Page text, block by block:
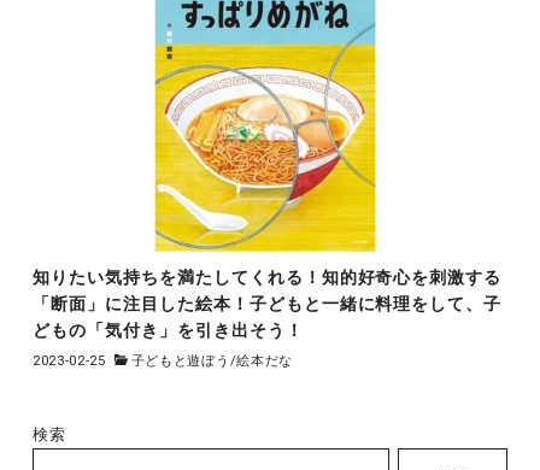
知りたい気持ちを満たしてくれる！知的好奇心を刺激する
「断面」に注目した絵本！子どもと一緒に料理をして、子
どもの「気付き」を引き出そう！
2023-02-25 子どもと遊ぼう /絵本だな
検索